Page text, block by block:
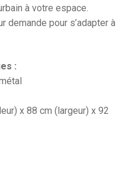
à votre espace.
demande pour s’adapter à
:
x 88 cm (largeur) x 92